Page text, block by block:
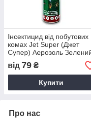
Інсектицид від побутових
комах Jet Super (Джет
Супер) Аерозоль
330 мл
від 79 ₴
Купити
Про нас